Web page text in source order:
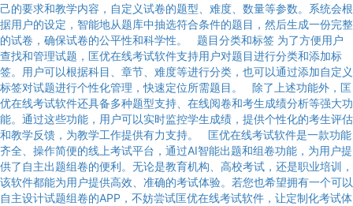
己的要求和教学内容，自定义试卷的题型、难度、数量等参数。系统会根
据用户的设定，智能地从题库中抽选符合条件的题目，然后生成一份完整
的试卷，确保试卷的公平性和科学性。 题目分类和标签 为了方便用户
查找和管理试题，匡优在线考试软件支持用户对题目进行分类和添加标
签。用户可以根据科目、章节、难度等进行分类，也可以通过添加自定义
标签对试题进行个性化管理，快速定位所需题目。 除了上述功能外，匡
优在线考试软件还具备多种题型支持、在线阅卷和考生成绩分析等强大功
能。通过这些功能，用户可以实时监控学生成绩，提供个性化的考生评估
和教学反馈，为教学工作提供有力支持。 匡优在线考试软件是一款功能
齐全、操作简便的线上考试平台，通过AI智能出题和组卷功能，为用户提
供了自主出题组卷的便利。无论是教育机构、高校考试，还是职业培训，
该软件都能为用户提供高效、准确的考试体验。若您也希望拥有一个可以
自主设计试题组卷的APP，不妨尝试匡优在线考试软件，让定制化考试体